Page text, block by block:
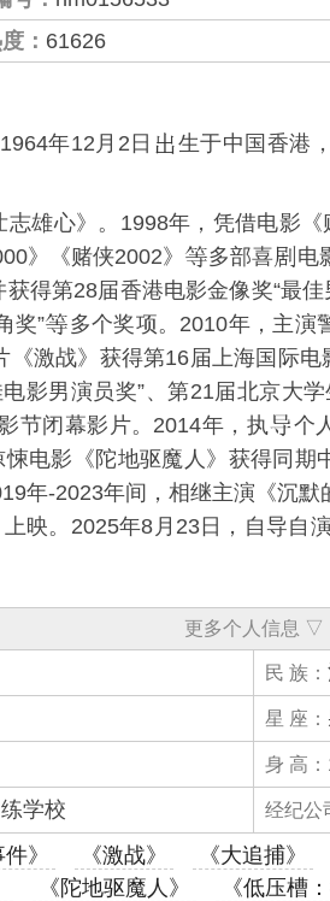
： 61626
年12月2日 生于中国香港
志雄心》。1998年，凭借电影《
》《赌侠2002》 多部喜 电
获得第28届香港电影金像奖“最佳
奖” 多个奖项。2010年，主演
《激战》获得第16届上海国际电
影男演员奖”、第21届北京大
节闭幕影片。2014年，执 个
悚电影《 陀地驱魔人 》获得同期
年-2023年间，相继主演《沉默
上映。2025年8月23日，自导自
更多个人信息 ▽
民 族：
星 座：
身 高：
学校 经纪公
》 《激战》 《大追捕》
《陀地驱魔人》 《低压槽